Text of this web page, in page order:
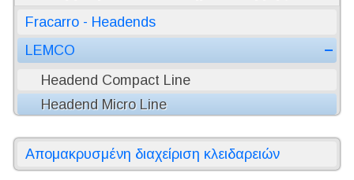
Fracarro - Headends
LEMCO
Headend Compact Line
Headend Micro Line
Απομακρυσμένη διαχείριση κλειδαρειών